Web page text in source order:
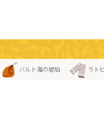
バルト海の琥珀 ラト